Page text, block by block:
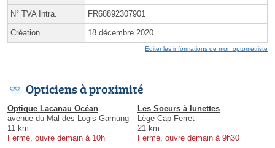
N° TVA Intra. FR68892307901
Création 18 décembre 2020
Éditer les informations de mon optométriste
Opticiens à proximité
Optique Lacanau Océan
avenue du Mal des Logis Garnung
11 km
Fermé, ouvre demain à 10h
Les Soeurs à lunettes
Lège-Cap-Ferret
21 km
Fermé, ouvre demain à 9h30